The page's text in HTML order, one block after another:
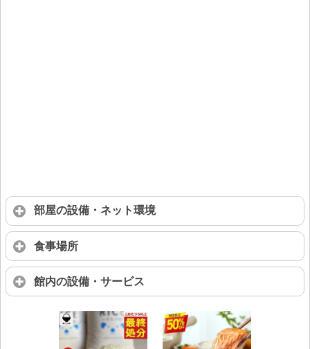
部屋の設備・ネット環境
食事場所
館内の設備・サービス